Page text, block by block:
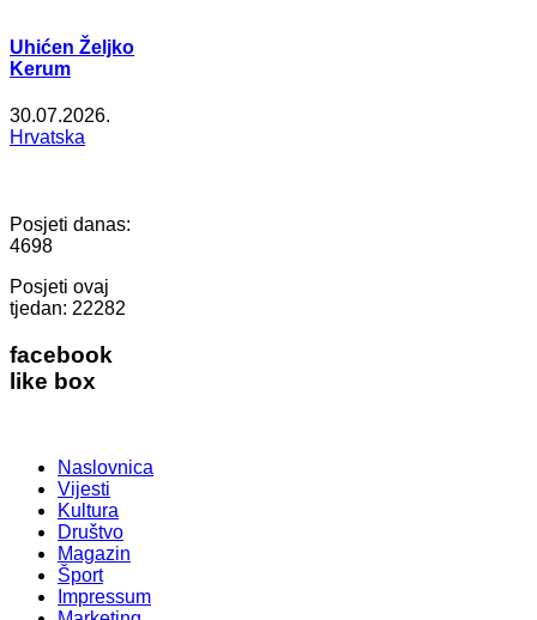
Uhićen Željko
Kerum
30.07.2026.
Hrvatska
Posjeti danas:
4698
Posjeti ovaj
tjedan: 22282
facebook
like box
Naslovnica
Vijesti
Kultura
Društvo
Magazin
Šport
Impressum